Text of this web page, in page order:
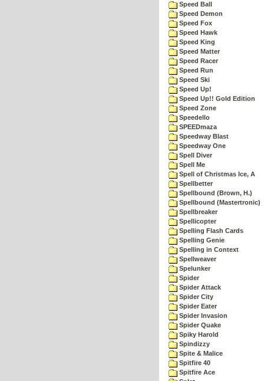
Speed Ball
Speed Demon
Speed Fox
Speed Hawk
Speed King
Speed Matter
Speed Racer
Speed Run
Speed Ski
Speed Up!
Speed Up!! Gold Edition
Speed Zone
Speedello
SPEEDmaza
Speedway Blast
Speedway One
Spell Diver
Spell Me
Spell of Christmas Ice, A
Spellbetter
Spellbound (Brown, H.)
Spellbound (Mastertronic)
Spellbreaker
Spellicopter
Spelling Flash Cards
Spelling Genie
Spelling in Context
Spellweaver
Spelunker
Spider
Spider Attack
Spider City
Spider Eater
Spider Invasion
Spider Quake
Spiky Harold
Spindizzy
Spite & Malice
Spitfire 40
Spitfire Ace